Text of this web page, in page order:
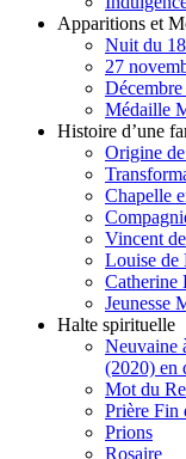
Apparitions et
Nuit du
27
Médaille
Histoire d’une
Origine
Chapelle
Vincent
Louise de
Catherine
Jeunesse
Halte spirituelle
Neuvaine
(2020) en
Mot du
Prière Fin
Prions
Rosaire